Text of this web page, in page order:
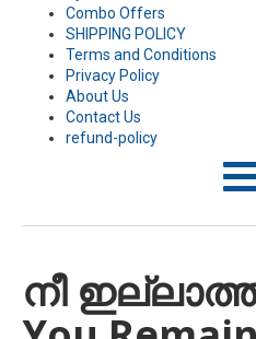
Combo Offers
SHIPPING POLICY
Terms and Conditions
Privacy Policy
About Us
Contact Us
refund-policy
T
o
n
നീ